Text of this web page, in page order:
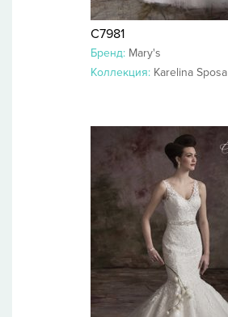
C7981
Бренд: Mary's
Коллекция: Karelina Sposa